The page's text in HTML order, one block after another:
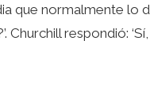
que normalmente lo
Churchill respondió: